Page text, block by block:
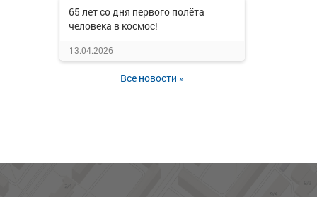
65 лет со дня первого полёта
человека в космос!
13.04.2026
Все новости »